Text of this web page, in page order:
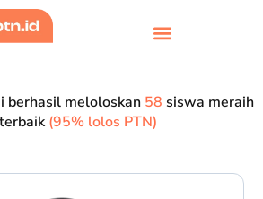
berhasil meloloskan 58 siswa meraih
(95% lolos PTN)